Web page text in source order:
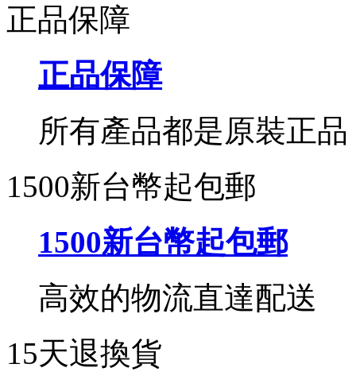
正品保障
正品保障
所有產品都是原裝正品
1500新台幣起包郵
1500新台幣起包郵
高效的物流直達配送
15天退換貨